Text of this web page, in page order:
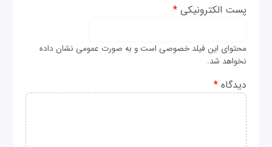
پست الکترونیکی*
محتوای این فیلد خصوصی است و به صورت عمومی نشان داده
نخواهد شد.
دیدگاه*